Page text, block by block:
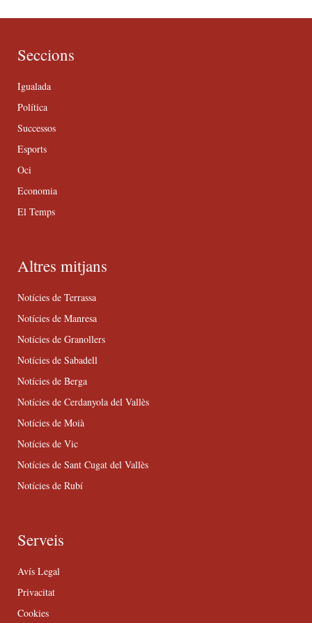
Seccions
Igualada
Política
Successos
Esports
Oci
Economia
El Temps
Altres mitjans
Notícies de Terrassa
Notícies de Manresa
Notícies de Granollers
Notícies de Sabadell
Notícies de Berga
Notícies de Cerdanyola del Vallès
Notícies de Moià
Notícies de Vic
Notícies de Sant Cugat del Vallès
Notícies de Rubí
Serveis
Avís Legal
Privacitat
Cookies